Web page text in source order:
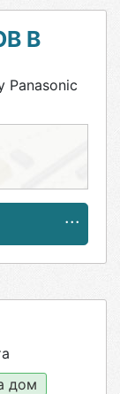
В
Panasonic
дом